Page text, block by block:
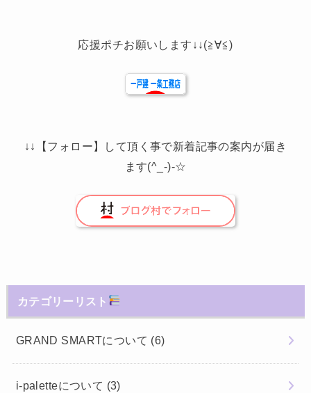
応援ポチお願いします↓↓(≧∀≦)
↓↓【フォロー】して頂く事で新着記事の案内が届き
ます(^_-)-☆
カテゴリーリスト
GRAND SMARTについて (6)
i-paletteについて (3)